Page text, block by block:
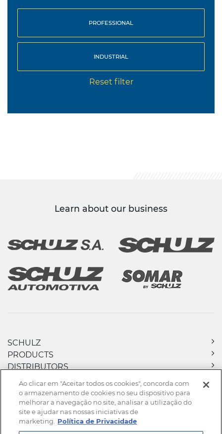
PROFESSIONAL
INDUSTRIAL
Reset filter
Learn about our business
SCHULZ
PRODUCTS
DISTRIBUTORS
DOWNLOADS
NEWS
CONTACT
Ao clicar em "Aceitar todos os cookies", concorda com
o armazenamento de cookies no seu dispositivo para
melhorar a navegação no site, analisar a utilização do
site e ajudar nas nossas iniciativas de
marketing.
Política de Privacidade